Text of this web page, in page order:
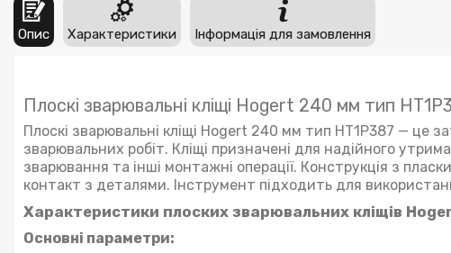
Опис Характеристики Інформація для замовлення
Плоскі зварювальні кліщі Hogert 240 мм тип
Плоскі зварювальні кліщі Hogert 240 мм тип HT1P387 — це
зварювальних робіт. Кліщі призначені для надійного
зварювання та інші монтажні операції. Конструкція з
контакт з деталями. Інструмент підходить для
Характеристики плоских зварювальних кліщів
Основні параметри: